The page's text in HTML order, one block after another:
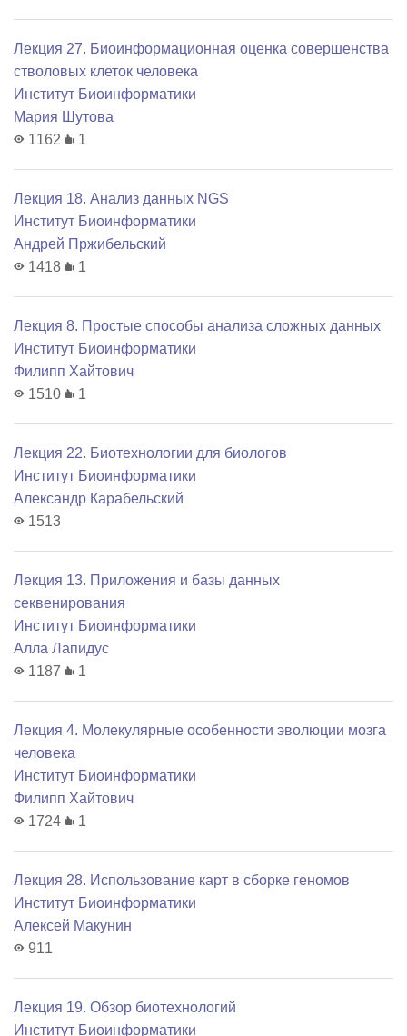
Лекция 27. Биоинформационная оценка совершенства
стволовых клеток человека
Институт Биоинформатики
Мария Шутова
1162
1
Лекция 18. Анализ данных NGS
Институт Биоинформатики
Андрей Пржибельский
1418
1
Лекция 8. Простые способы анализа сложных данных
Институт Биоинформатики
Филипп Хайтович
1510
1
Лекция 22. Биотехнологии для биологов
Институт Биоинформатики
Александр Карабельский
1513
Лекция 13. Приложения и базы данных
секвенирования
Институт Биоинформатики
Алла Лапидус
1187
1
Лекция 4. Молекулярные особенности эволюции мозга
человека
Институт Биоинформатики
Филипп Хайтович
1724
1
Лекция 28. Использование карт в сборке геномов
Институт Биоинформатики
Алексей Макунин
911
Лекция 19. Обзор биотехнологий
Институт Биоинформатики